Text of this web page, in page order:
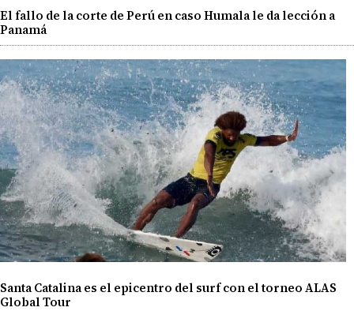
El fallo de la corte de Perú en caso Humala le da lección a
Panamá
Santa Catalina es el epicentro del surf con el torneo ALAS
Global Tour